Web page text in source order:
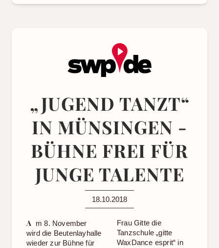
„JUGEND TANZT“
IN MÜNSINGEN -
BÜHNE FREI FÜR
JUNGE TALENTE
18.10.2018
A
m 8. November
wird die Beutenlayhalle
wieder zur Bühne für
Frau Gitte die
Tanzschule „gitte
WaxDance esprit“ in